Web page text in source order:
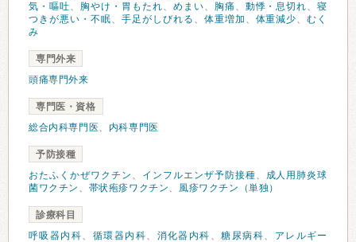
気・嘔吐、 胸やけ・胃もたれ、 めまい、 胸痛 、 動悸・息切れ、寝
つきが悪い・不眠、 手足がしびれる 、 体重増加 、 体重減少、むく
み
専門外来
頭痛専門外来
専門医・資格
総合内科専門医、 内科専門医
予防接種
おたふくかぜワクチン 、 インフルエンザ予防接種、
成人用肺炎球
菌ワクチン 、 帯状疱疹ワクチン、 風疹ワクチン（単独）
診療科目
呼吸器内科、 循環器内科、 消化器内科 、糖尿病科、 アレルギー